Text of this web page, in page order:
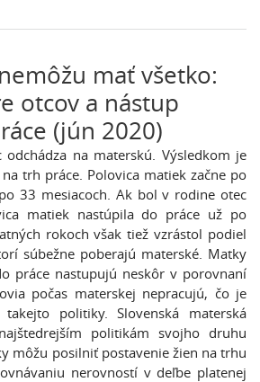
mať všetko:
otcov a nástup
(jún 2020)
na materskú. Výsledkom je
trh práce. Polovica matiek začne po
33 mesiacoch. Ak bol v rodine otec
matiek nastúpila do práce už po
rokoch však tiež vzrástol podiel
súbežne poberajú materské. Matky
práce nastupujú neskôr v porovnaní
počas materskej nepracujú, čo je
politiky. Slovenská materská
politikám svojho druhu
môžu posilniť postavenie žien na trhu
nerovností v deľbe platenej